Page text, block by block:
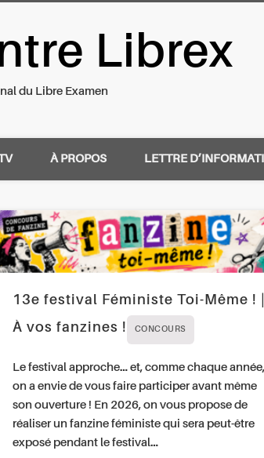
Examen
Librex
du Libre Examen
À PROPOS LETTRE
13e festival Féministe Toi-Même !
À vos fanzines !
CONCOURS
Le festival approche… et, comme chaque année,
on a envie de vous faire participer avant même
son ouverture ! En 2026, on vous propose de
réaliser un fanzine féministe qui sera peut-être
exposé pendant le festival…